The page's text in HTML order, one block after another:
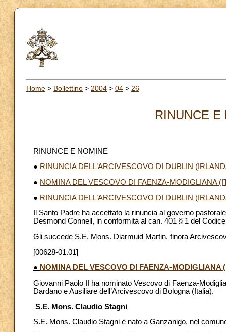
Home > Bollettino > 2004 > 04 > 26
RINUNCE E
RINUNCE E NOMINE
● RINUNCIA DELL’ARCIVESCOVO DI DUBLIN
● NOMINA DEL VESCOVO DI FAENZA-MODIGLIANA
● RINUNCIA DELL’ARCIVESCOVO DI DUBLIN
Il Santo Padre ha accettato la rinuncia al governo
Desmond Connell, in conformità al can. 401 § 1 del
Gli succede S.E. Mons. Diarmuid Martin, finora
[00628-01.01]
● NOMINA DEL VESCOVO DI FAENZA-MODIGLIANA
Giovanni Paolo II ha nominato Vescovo di Faenza-
Dardano e Ausiliare dell’Arcivescovo di Bologna (Italia).
S.E. Mons. Claudio Stagni
S.E. Mons. Claudio Stagni è nato a Ganzanigo, nel